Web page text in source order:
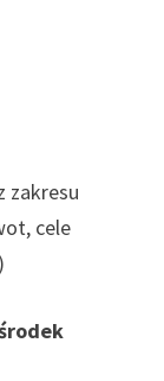
zakresu
cele